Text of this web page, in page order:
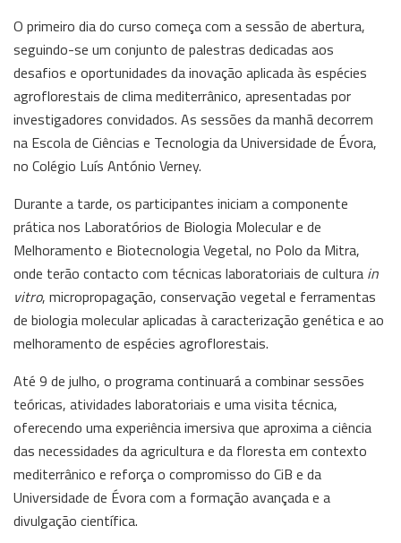
O primeiro dia do curso começa com a sessão de abertura,
seguindo-se um conjunto de palestras dedicadas aos
desafios e oportunidades da inovação aplicada às espécies
agroflorestais de clima mediterrânico, apresentadas por
investigadores convidados. As sessões da manhã decorrem
na Escola de Ciências e Tecnologia da Universidade de Évora,
no Colégio Luís António Verney.
Durante a tarde, os participantes iniciam a componente
prática nos Laboratórios de Biologia Molecular e de
Melhoramento e Biotecnologia Vegetal, no Polo da Mitra,
onde terão contacto com técnicas laboratoriais de cultura in
vitro, micropropagação, conservação vegetal e ferramentas
de biologia molecular aplicadas à caracterização genética e ao
melhoramento de espécies agroflorestais.
Até 9 de julho, o programa continuará a combinar sessões
teóricas, atividades laboratoriais e uma visita técnica,
oferecendo uma experiência imersiva que aproxima a ciência
das necessidades da agricultura e da floresta em contexto
mediterrânico e reforça o compromisso do CiB e da
Universidade de Évora com a formação avançada e a
divulgação científica.